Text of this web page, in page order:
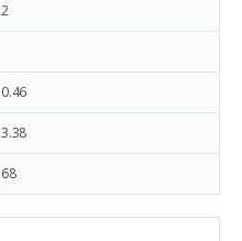
2
0.46
3.38
68